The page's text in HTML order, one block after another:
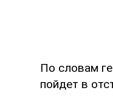
По словам
пойдет в